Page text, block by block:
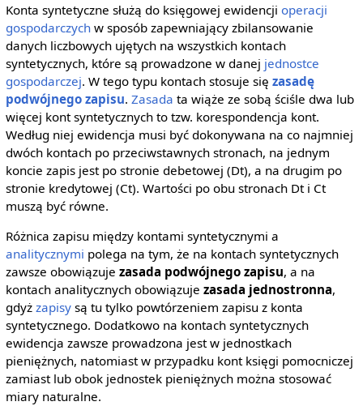
Konta syntetyczne służą do księgowej ewidencji operacji
gospodarczychw sposób zapewniający zbilansowanie
danych liczbowych ujętych na wszystkich kontach
syntetycznych, które są prowadzone w danej jednostce
gospodarczej. W tego typu kontach stosuje się zasadę
podwójnego zapisu. Zasada ta wiąże ze sobą ściśle dwa lub
więcej kont syntetycznych to tzw. korespondencja kont.
Według niej ewidencja musi być dokonywana na co najmniej
dwóch kontach po przeciwstawnych stronach, na jednym
koncie zapis jest po stronie debetowej (Dt), a na drugim po
stronie kredytowej (Ct). Wartości po obu stronach Dt i Ct
muszą być równe.
Różnica zapisu między kontami syntetycznymi a
analitycznymi polega na tym, że na kontach syntetycznych
zawsze obowiązuje zasada podwójnego zapisu, a na
kontach analitycznych obowiązuje zasada jednostronna,
gdyż zapisysą tu tylko powtórzeniem zapisu z konta
syntetycznego. Dodatkowo na kontach syntetycznych
ewidencja zawsze prowadzona jest w jednostkach
pieniężnych, natomiast w przypadku kont księgi pomocniczej
zamiast lub obok jednostek pieniężnych można stosować
miary naturalne.